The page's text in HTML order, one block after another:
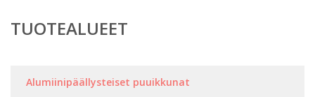
TUOTEALUEET
Alumiinipäällysteiset puuikkunat